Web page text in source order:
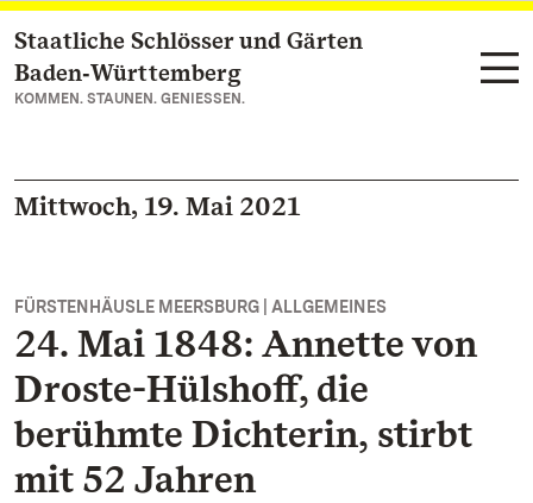
Zum Hauptinhalt springen
Staatliche Schlösser und Gärten
Baden‑Württemberg
KOMMEN. STAUNEN. GENIESSEN.
Mittwoch, 19. Mai 2021
FÜRSTENHÄUSLE MEERSBURG | ALLGEMEINES
24. Mai 1848: Annette von
Droste-Hülshoff, die
berühmte Dichterin, stirbt
mit 52 Jahren